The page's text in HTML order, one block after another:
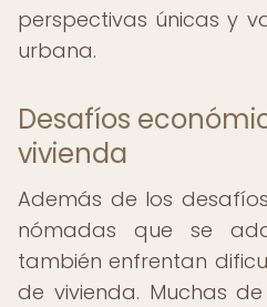
perspectivas únicas y
urbana.
Desafíos
vivienda
Además de los
nómadas que se
también enfrentan
de vivienda. Muchas